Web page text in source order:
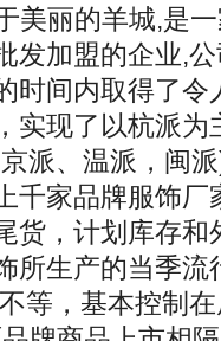
美丽的羊城,是
发加盟的企业,
时间内取得了令
实现了以杭派为
派、温派，闽
千家品牌服饰厂
货，计划库存和
所生产的当季流
等，基本控制